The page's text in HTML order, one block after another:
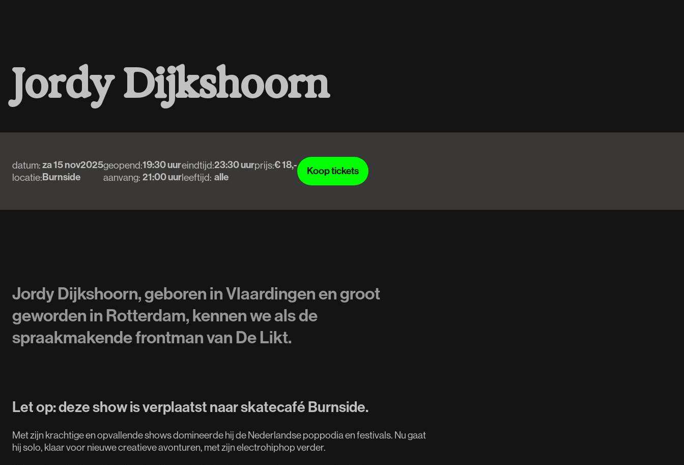
Jordy Dijkshoorn
datum:
locatie:
za 15 nov2025
Burnside
geopend:
aanvang:
19:30 uur
21:00 uur
eindtijd:
leeftijd:
23:30 uur
alle
prijs:€ 18,-
Koop tickets
Koop tickets
Jordy Dijkshoorn, geboren in Vlaardingen en groot
geworden in Rotterdam, kennen we als de
spraakmakende frontman van De Likt.
Let op: deze show is verplaatst naar skatecafé Burnside.
Met zijn krachtige en opvallende shows domineerde hij de Nederlandse poppodia en festivals. Nu gaat
hij solo, klaar voor nieuwe creatieve avonturen, met zijn electrohiphop verder.